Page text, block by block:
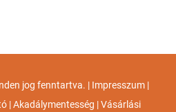
jog fenntartva. | Impresszum |
|Akadálymentesség |Vásárlási